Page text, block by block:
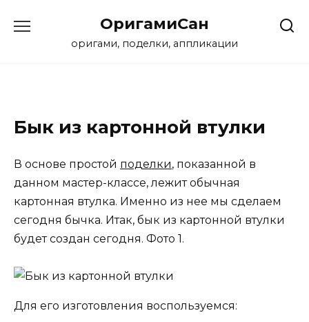
содержанию
ОригамиСан
оригами, поделки, аппликации
Бык из картонной втулки
В основе простой поделки, показанной в
данном мастер-классе, лежит обычная
картонная втулка. Именно из нее мы сделаем
сегодня бычка. Итак, бык из картонной втулки
будет создан сегодня. Фото 1.
Для его изготовления воспользуемся: